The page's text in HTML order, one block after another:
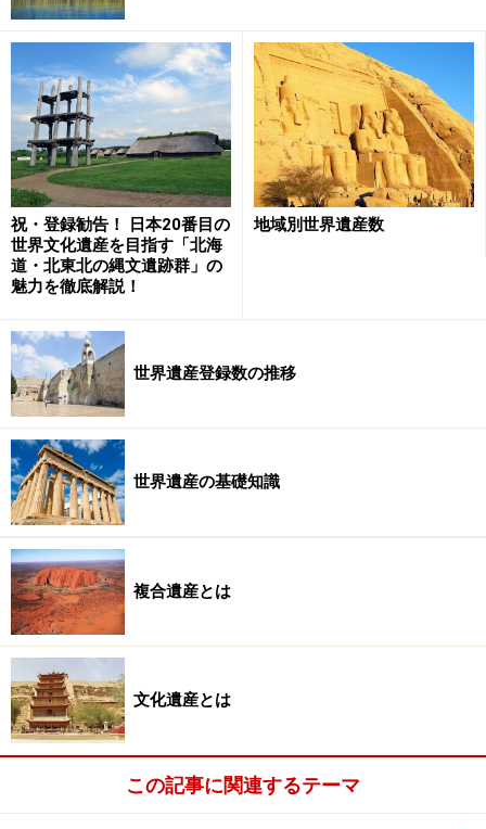
リオのカーニバルのメイン・イベント、サンボドロモのパレ
ード。予選を勝ち抜いた選抜チームによるブラジル・サン
バ・コンテストの頂点
一説によると、カーニバルの語源はラテン語の"carne
vale"（「肉よ、さらば！」あるいは「肉よ、ありがと
う！」）。日本語の「謝肉」もここから来ているわけだ
が、ラテン諸国ではどうやら「身を清める前にパーッと
やろうぜ！」という具合に解釈されるようになったらし
い。
そして毎年2～3月の数日間、山車（だし）やパレードを
出してカーニバルを祝う。日本で有名なのはリオ・デ・
ジャネイロで行われる「リオのカーニバル」だが、ブラ
ジルでもっとも盛り上がるといわれるのは「サルバドー
ルのカーニバル」なのだ。
カーニバルの参加者はなんと100～200万人！ 市内の広
場や通りのそこかしこにスピーカーが据え付けられ、あ
るいは山ほどのスピーカーを搭載したトラックが現れ
て、辺りが瞬時にダンス会場と化す。
バックにかかっている音楽はサンバをアレンジしたアシ
ェ。2～3歳の子供から半裸の女性、仮装した団体、同性
愛者の一団、おじいちゃん・おばあちゃんまで、あらゆ
祝・登録勧告！ 日本20番目の
世界文化遺産を目指す「北海
道・北東北の縄文遺跡群」の
魅力を徹底解説！
地域別世界遺産数
世界遺産登録数の推移
世界遺産の基礎知識
複合遺産とは
文化遺産とは
この記事に関連するテーマ